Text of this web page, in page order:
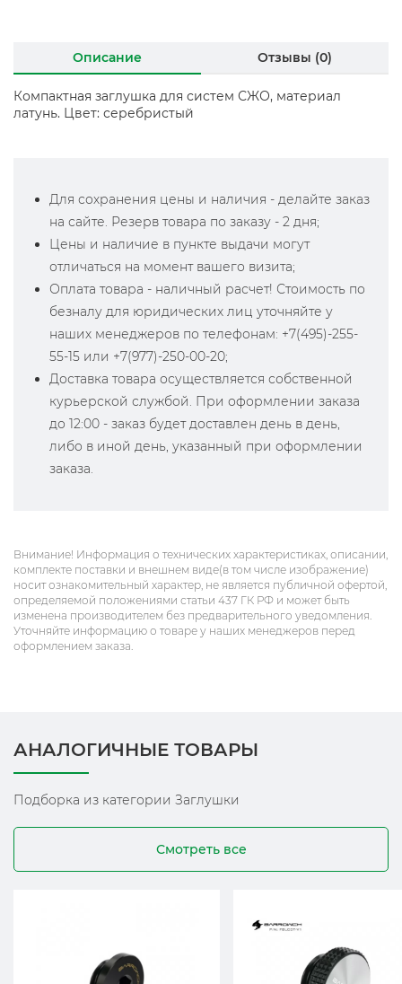
Описание Отзывы (0)
Компактная заглушка для систем СЖО, материал
латунь. Цвет: серебристый
Для сохранения цены и наличия - делайте заказ
на сайте. Резерв товара по заказу - 2 дня;
Цены и наличие в пункте выдачи могут
отличаться на момент вашего визита;
Оплата товара - наличный расчет! Стоимость по
безналу для юридических лиц уточняйте у
наших менеджеров по телефонам: +7(495)-255-
55-15 или +7(977)-250-00-20;
Доставка товара осуществляется собственной
курьерской службой. При оформлении заказа
до 12:00 - заказ будет доставлен день в день,
либо в иной день, указанный при оформлении
заказа.
Внимание! Информация о технических характеристиках, описании,
комплекте поставки и внешнем виде(в том числе изображение)
носит ознакомительный характер, не является публичной офертой,
определяемой положениями статьи 437 ГК РФ и может быть
изменена производителем без предварительного уведомления.
Уточняйте информацию о товаре у наших менеджеров перед
оформлением заказа.
АНАЛОГИЧНЫЕ ТОВАРЫ
Подборка из категории Заглушки
Смотреть все